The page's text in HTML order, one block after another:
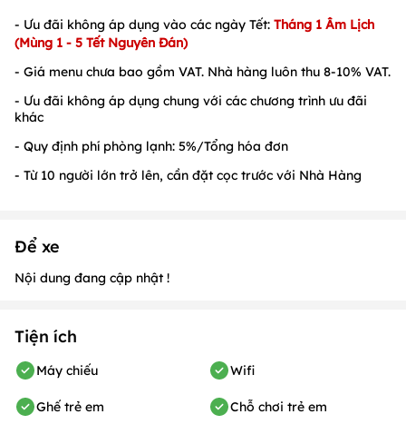
- Ưu đãi không áp dụng vào các ngày Tết: Tháng 1 Âm Lịch
(Mùng 1 - 5 Tết Nguyên Đán)
- Giá menu chưa bao gồm VAT. Nhà hàng luôn thu 8-10% VAT.
- Ưu đãi không áp dụng chung với các chương trình ưu đãi
khác
- Quy định phí phòng lạnh: 5%/Tổng hóa đơn
- Từ 10 người lớn trở lên, cần đặt cọc trước với Nhà Hàng
Để xe
Nội dung đang cập nhật !
Tiện ích
Máy chiếu
Ghế trẻ em
Wifi
Chỗ chơi trẻ em